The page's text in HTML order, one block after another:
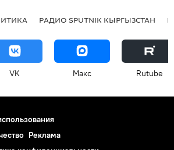
РАДИО SPUTNIK КЫРГЫЗСТАН
VK Макс Rutube
Реклама